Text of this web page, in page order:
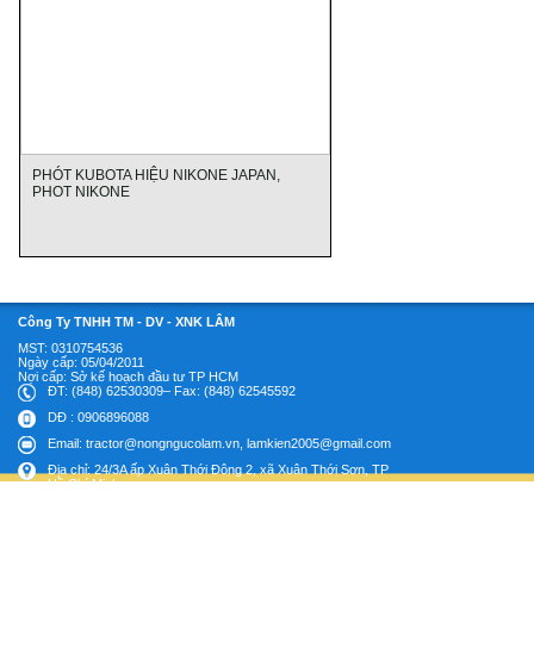
PHÓT KUBOTA HIỆU NIKONE JAPAN,
PHOT NIKONE
Công Ty TNHH TM - DV - XNK LÂM
MST: 0310754536
Ngày cấp: 05/04/2011
Nợi cấp: Sở kế hoạch đầu tư TP HCM
ĐT: (848) 62530309– Fax: (848) 62545592
DĐ : 0906896088
Email: tractor@nongngucolam.vn, lamkien2005@gmail.com
Địa chỉ: 24/3A ấp Xuân Thới Đông 2, xã Xuân Thới Sơn, TP
Hồ Chí Minh